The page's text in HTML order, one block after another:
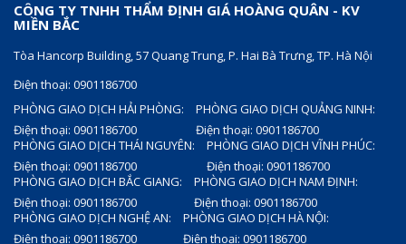
CÔNG TY TNHH THẨM ĐỊNH GIÁ HOÀNG QUÂN - KV
MIỀN BẮC
Tòa Hancorp Building, 57 Quang Trung, P. Hai Bà Trưng, TP. Hà Nội
Điện thoại: 0901186700
PHÒNG GIAO DỊCH HẢI PHÒNG:
Điện thoại: 0901186700
PHÒNG GIAO DỊCH QUẢNG NINH:
Điện thoại: 0901186700
PHÒNG GIAO DỊCH THÁI NGUYÊN:
Điện thoại: 0901186700
PHÒNG GIAO DỊCH VĨNH PHÚC:
Điện thoại: 0901186700
PHÒNG GIAO DỊCH BẮC GIANG:
Điện thoại: 0901186700
PHÒNG GIAO DỊCH NAM ĐỊNH:
Điện thoại: 0901186700
PHÒNG GIAO DỊCH NGHỆ AN:
Điện thoại: 0901186700
PHÒNG GIAO DỊCH HÀ NỘI:
Điện thoại: 0901186700